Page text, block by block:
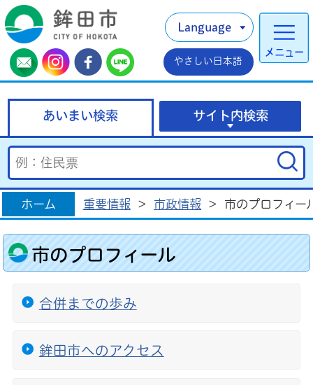
メニュー
Language
やさしい日本語
あいまい検索 サイト内検索
ホーム 重要情報 > 市政情報 > 市のプロフィー
市のプロフィール
合併までの歩み
鉾田市へのアクセス